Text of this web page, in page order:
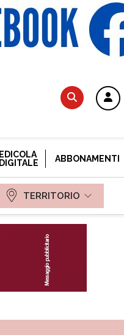
EDICOLA
DIGITALE
ABBONAMENTI
TERRITORIO